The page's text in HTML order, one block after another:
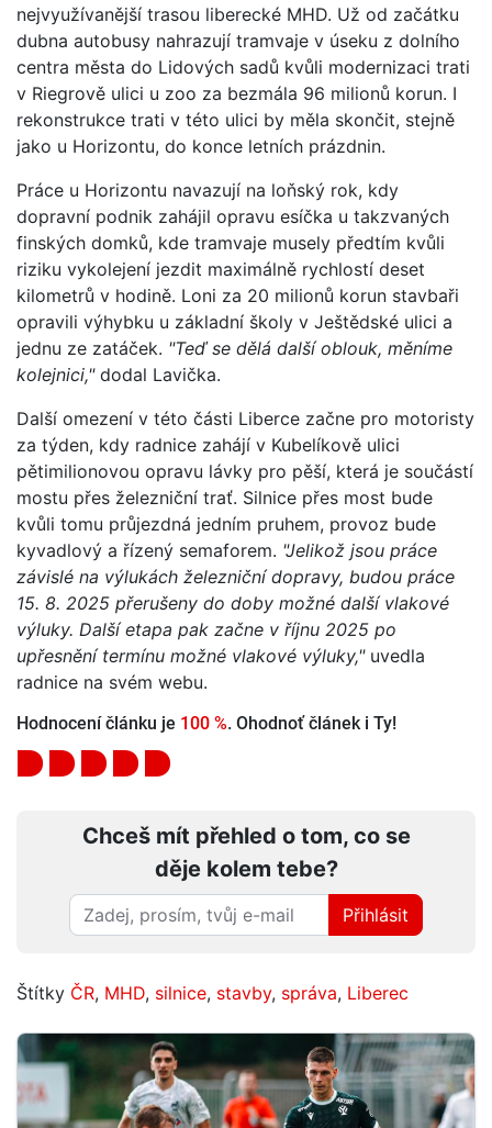
nejvyužívanější trasou liberecké MHD. Už od začátku
dubna autobusy nahrazují tramvaje v úseku z dolního
centra města do Lidových sadů kvůli modernizaci trati
v Riegrově ulici u zoo za bezmála 96 milionů korun. I
rekonstrukce trati v této ulici by měla skončit, stejně
jako u Horizontu, do konce letních prázdnin.
Práce u Horizontu navazují na loňský rok, kdy
dopravní podnik zahájil opravu esíčka u takzvaných
finských domků, kde tramvaje musely předtím kvůli
riziku vykolejení jezdit maximálně rychlostí deset
kilometrů v hodině. Loni za 20 milionů korun stavbaři
opravili výhybku u základní školy v Ještědské ulici a
jednu ze zatáček. "Teď se dělá další oblouk, měníme
kolejnici,"dodal Lavička.
Další omezení v této části Liberce začne pro motoristy
za týden, kdy radnice zahájí v Kubelíkově ulici
pětimilionovou opravu lávky pro pěší, která je součástí
mostu přes železniční trať. Silnice přes most bude
kvůli tomu průjezdná jedním pruhem, provoz bude
kyvadlový a řízený semaforem. "Jelikož jsou práce
závislé na výlukách železniční dopravy, budou práce
15. 8. 2025 přerušeny do doby možné další vlakové
výluky. Další etapa pak začne v říjnu 2025 po
upřesnění termínu možné vlakové výluky,"uvedla
radnice na svém webu.
Hodnocení článku je 100 %. Ohodnoť článek i Ty!
Chceš mít přehled o tom, co se
děje kolem tebe?
Přihlásit
Štítky ČR, MHD, silnice, stavby, správa, Liberec